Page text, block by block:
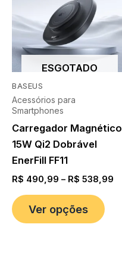
BASEUS
ESGOTADO
Acessórios para
Smartphones
Carregador Magnético
15W Qi2 Dobrável
EnerFill FF11
R$ 490,99 – R$ 538,99
Ver opções